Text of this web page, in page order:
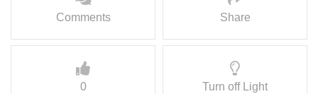
Comments Share
0 Turn off Light